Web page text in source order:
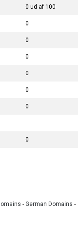
0 ud af 100
0
0
0
0
0
0
0
- German Domains -